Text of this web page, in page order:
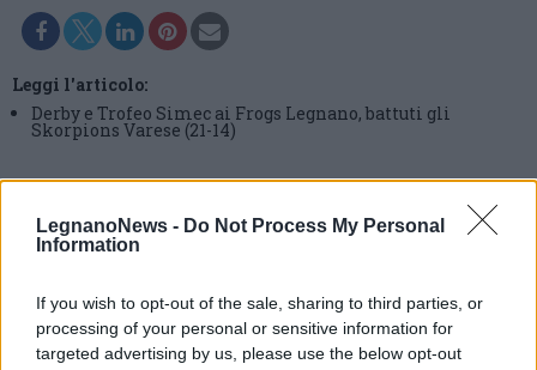
LegnanoNews - Do Not Process My Personal
Information
If you wish to opt-out of the sale, sharing to third parties, or
processing of your personal or sensitive information for
targeted advertising by us, please use the below opt-out
Leggi l'articolo:
Derby e Trofeo Simec ai Frogs Legnano, battuti gli
Skorpions Varese (21-14)